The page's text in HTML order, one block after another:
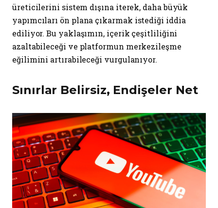
üreticilerini sistem dışına iterek, daha büyük
yapımcıları ön plana çıkarmak istediği iddia
ediliyor. Bu yaklaşımın, içerik çeşitliliğini
azaltabileceği ve platformun merkezileşme
eğilimini artırabileceği vurgulanıyor.
Sınırlar Belirsiz, Endişeler Net